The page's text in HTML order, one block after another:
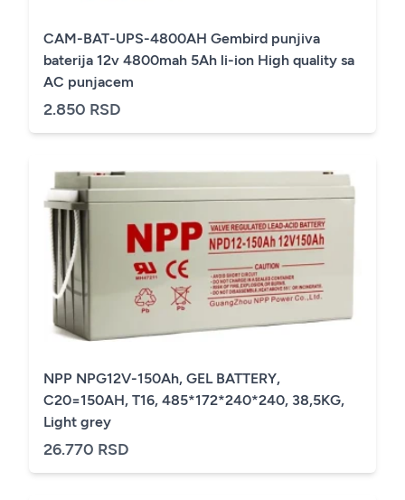
CAM-BAT-UPS-4800AH Gembird punjiva
baterija 12v 4800mah 5Ah li-ion High quality sa
AC punjacem
2.850 RSD
NPP NPG12V-150Ah, GEL BATTERY,
C20=150AH, T16, 485*172*240*240, 38,5KG,
Light grey
26.770 RSD